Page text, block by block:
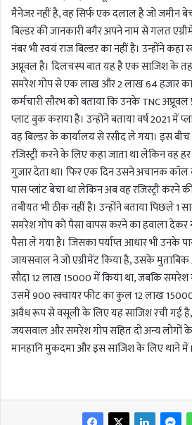
मैनेजर नहीं है, वह सिर्फ एक दलाल है जो जमीन
बिल्डर की जानकारी बगैर अपने नाम से गलत
नंबर भी स्वयं राज बिल्डर का नहीं है। उन्होंने कहा
अप्रूवल है। दिलचस्प बात यह है एक साजिश के
समरेश गोप से एक लाख और 2 लाख 64 हजार
कर्मचारी सौरभ को बताया कि उनके TNC
प्लाट बुक कराया है। उन्होंने बताया वर्ष 2021 में
वह बिल्डर के कार्यालय से रसीद ले गया। इस
रजिस्ट्री करने के लिए कहा जाता था लेकिन वह
गुजार देता था। फिर एक दिन उसने अचानक
पास प्लांट बेचा था लेकिन अब वह रजिस्ट्री करने
तबीयत भी ठीक नहीं है। उन्होंने बताया पिछले
समरेश गोप को पैसा वापस करने का हवाला
पैसा ले गया है। जिसका पर्याप्त आधार भी उनके
जायसवाल ने जो एग्रीमेंट किया है, उसके
सौदा 12 लाख 15000 में किया था, जबकि समरेश
उसमें 900 स्क्वायर फीट का कुल 12 लाख
अवैध रूप से वसूली के लिए यह साजिश रची गई
जयसवाल और समरेश गोप सहित दो अन्य लोगों
मानहानि मुकदमा और इस साजिश के लिए थाने में